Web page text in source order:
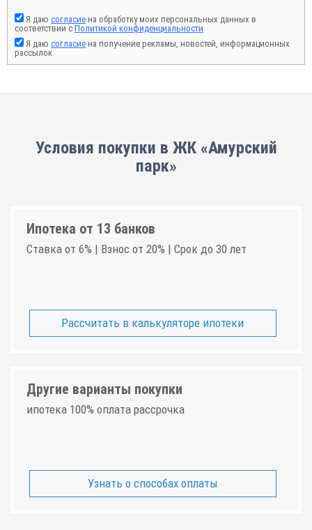
Я даю согласие на обработку моих персональных данных в
соответствии с Политикой конфиденциальности
Я даю согласие на получение рекламы, новостей, информационных
рассылок
Условия покупки в ЖК «Амурский
парк»
Ипотека от 13 банков
Ставка от 6% | Взнос от 20% | Срок до 30 лет
Рассчитать в калькуляторе ипотеки
Другие варианты покупки
ипотека 100% оплата рассрочка
Узнать о способах оплаты